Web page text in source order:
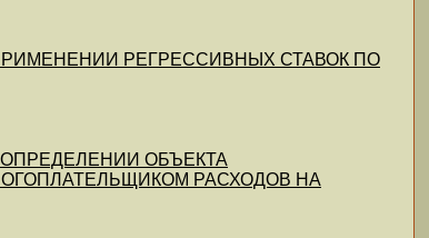
ПРИМЕНЕНИИ РЕГРЕССИВНЫХ СТАВОК ПО
ОПРЕДЕЛЕНИИ ОБЪЕКТА
РАСХОДОВ НА